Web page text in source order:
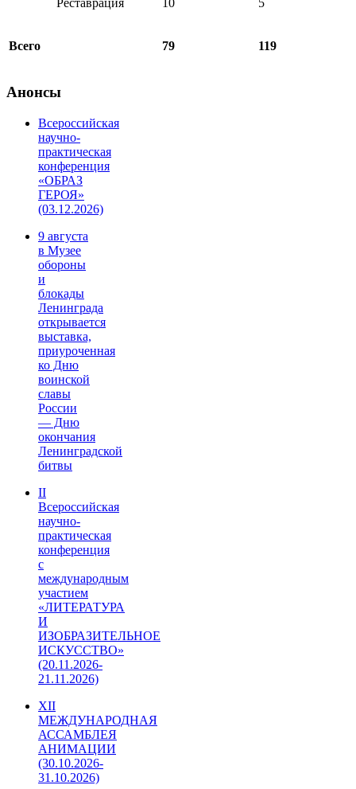
Реставрация 10 5
Всего 79 119
Анонсы
Всероссийская
научно-
практическая
конференция
«ОБРАЗ
ГЕРОЯ»
(03.12.2026)
9 августа
в Музее
обороны
и
блокады
Ленинграда
открывается
выставка,
приуроченная
ко Дню
воинской
славы
России
— Дню
окончания
Ленинградской
битвы
II
Всероссийская
научно-
практическая
конференция
с
международным
участием
«ЛИТЕРАТУРА
И
ИЗОБРАЗИТЕЛЬНОЕ
ИСКУССТВО»
(20.11.2026-
21.11.2026)
XII
МЕЖДУНАРОДНАЯ
АССАМБЛЕЯ
АНИМАЦИИ
(30.10.2026-
31.10.2026)